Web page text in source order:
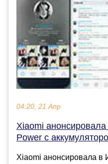
04:20, 21 Апр
Xiaomi
Power с
Xiaomi анонсировала